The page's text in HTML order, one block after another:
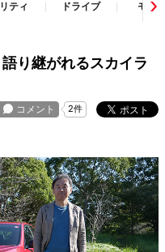
ティ ドライブ モー
り継がれるスカイラ